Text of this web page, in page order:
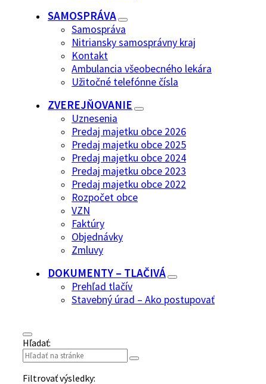
SAMOSPRÁVA
Samospráva
Nitriansky samosprávny kraj
Kontakt
Ambulancia všeobecného lekára
Užitočné telefónne čísla
ZVEREJŇOVANIE
Uznesenia
Predaj majetku obce 2026
Predaj majetku obce 2025
Predaj majetku obce 2024
Predaj majetku obce 2023
Predaj majetku obce 2022
Rozpočet obce
VZN
Faktúry
Objednávky
Zmluvy
DOKUMENTY – TLAČIVÁ
Prehľad tlačív
Stavebný úrad – Ako postupovať
Hľadať:
Filtrovať výsledky: